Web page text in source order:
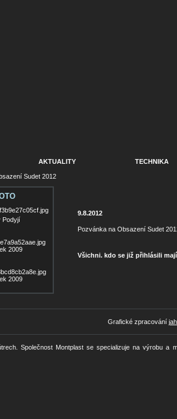
AKTUALITY TECHNIKA
Sudet 2012
9.8.2012
Pozvánka na Obsazení Sudet
Všichni. kdo se již přihlásili
Podyjí
2009
2009
Grafické zpracování
Společnost Montplast se specializuje na výrobu a